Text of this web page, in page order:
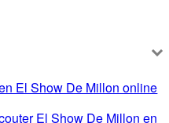
El Show De Millon online
El Show De Millon en